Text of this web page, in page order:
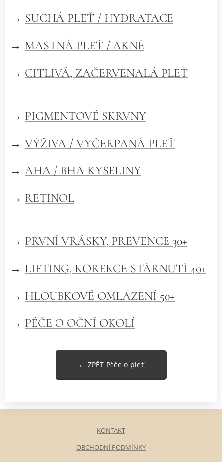
→ SUCHÁ PLEŤ / HYDRATACE
→ MASTNÁ PLEŤ / AKNÉ
→ CITLIVÁ, ZAČERVENALÁ PLEŤ
→ PIGMENTOVÉ SKRVNY
→ VÝŽIVA / VYČERPANÁ PLEŤ
→ AHA / BHA KYSELINY
→ RETINOL
→ PRVNÍ VRÁSKY, PREVENCE 30+
→ LIFTING, KOREKCE STÁRNUTÍ 40+
→ HLOUBKOVÉ OMLAZENÍ 50+
→ PÉČE O OČNÍ OKOLÍ
← ZPĚT Péče o pleť
KONTAKT
OBCHODNÍ PODMÍNKY